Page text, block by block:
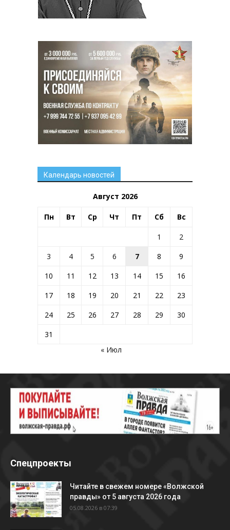
Календарь новостей
Август 2026
Пн Вт Ср Чт Пт Сб Вс
1
2
3
4 5 6 7 8
9
10
11 12 13 14 15
16
17
18 19 20 21 22
23
24
25 26 27 28 29
30
31
« Июл
Спецпроекты
Читайте в свежем номере «Волжской
правды» от 5 августа 2026 года
05.08.2026 в 07:39